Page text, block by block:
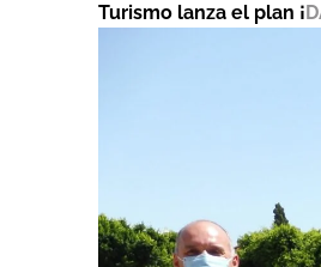
Turismo lanza el plan ¡